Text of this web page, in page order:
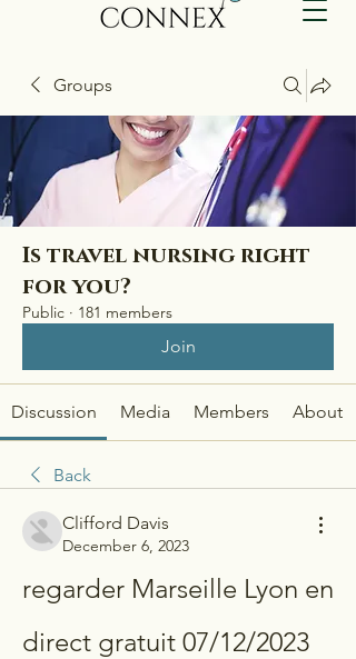
Groups
Is travel nursing right
for you?
Public · 181 members
Join
Discussion Media Members About
Back
Clifford Davis
December 6, 2023
regarder Marseille Lyon en
direct gratuit 07/12/2023